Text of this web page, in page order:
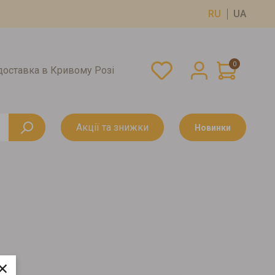
RU UA
в Кривому Розі
0
Акції та знижки Новинки